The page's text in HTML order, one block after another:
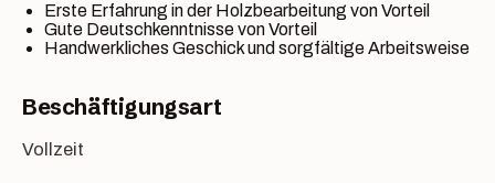
Erste Erfahrung in der Holzbearbeitung von Vorteil
Gute Deutschkenntnisse von Vorteil
Handwerkliches Geschick und sorgfältige Arbeitsweise
Beschäftigungsart
Vollzeit